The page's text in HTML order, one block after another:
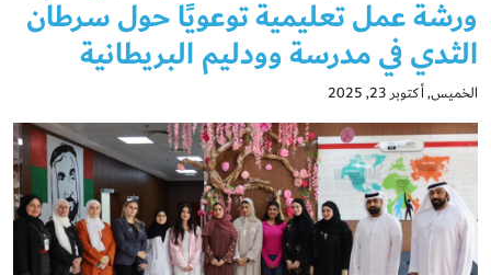
ورشة عمل تعليمية توعويًا حول سرطان
الثدي في مدرسة وودليم البريطانية
الخميس, أكتوبر 23, 2025